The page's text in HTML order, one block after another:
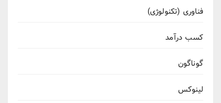
فناوری (تکنولوژی)
کسب درآمد
گوناگون
لینوکس